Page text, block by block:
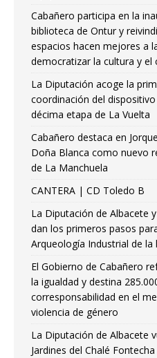
Cabañero participa en la
biblioteca de Ontur y
espacios hacen mejores a
democratizar la cultura y el
La Diputación acoge la
coordinación del
décima etapa de La Vuelta
Cabañero destaca en
Doña Blanca como nuevo
de La Manchuela
CANTERA | CD Toledo B
La Diputación de Albacete
dan los primeros pasos
Arqueología Industrial de la
El Gobierno de Cabañero
la igualdad y destina
corresponsabilidad en el
violencia de género
La Diputación de Albacete
Jardines del Chalé